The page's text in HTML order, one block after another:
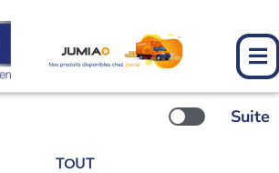
Suite
TOUT